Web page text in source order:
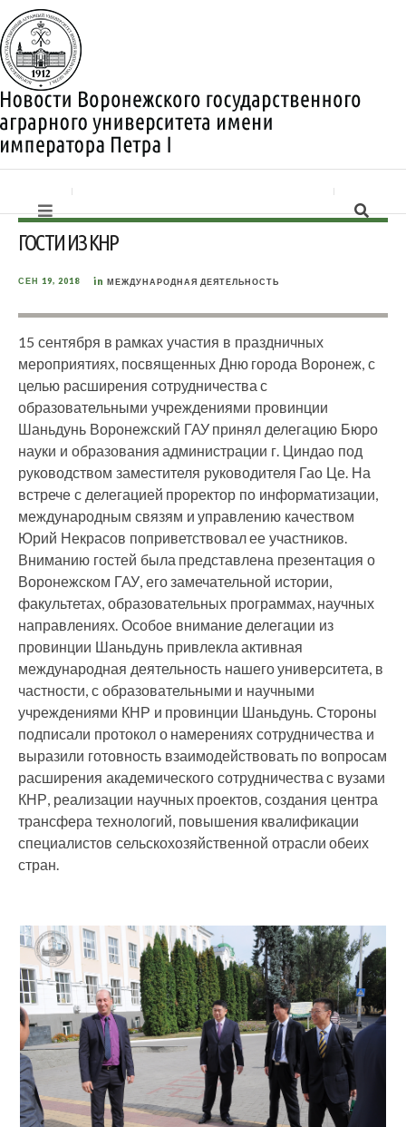
ГОСТИ ИЗ КНР
СЕН 19, 2018 in МЕЖДУНАРОДНАЯ ДЕЯТЕЛЬНОСТЬ
15 сентября в рамках участия в праздничных
мероприятиях, посвященных Дню города Воронеж, с
целью расширения сотрудничества с
образовательными учреждениями провинции
Шаньдунь Воронежский ГАУ принял делегацию Бюро
науки и образования администрации г. Циндао под
руководством заместителя руководителя Гао Це. На
встрече с делегацией проректор по информатизации,
международным связям и управлению качеством
Юрий Некрасов поприветствовал ее участников.
Вниманию гостей была представлена презентация о
Воронежском ГАУ, его замечательной истории,
факультетах, образовательных программах, научных
направлениях. Особое внимание делегации из
провинции Шаньдунь привлекла активная
международная деятельность нашего университета, в
частности, с образовательными и научными
учреждениями КНР и провинции Шаньдунь. Стороны
подписали протокол о намерениях сотрудничества и
выразили готовность взаимодействовать по вопросам
расширения академического сотрудничества с вузами
КНР, реализации научных проектов, создания центра
трансфера технологий, повышения квалификации
специалистов сельскохозяйственной отрасли обеих
стран.